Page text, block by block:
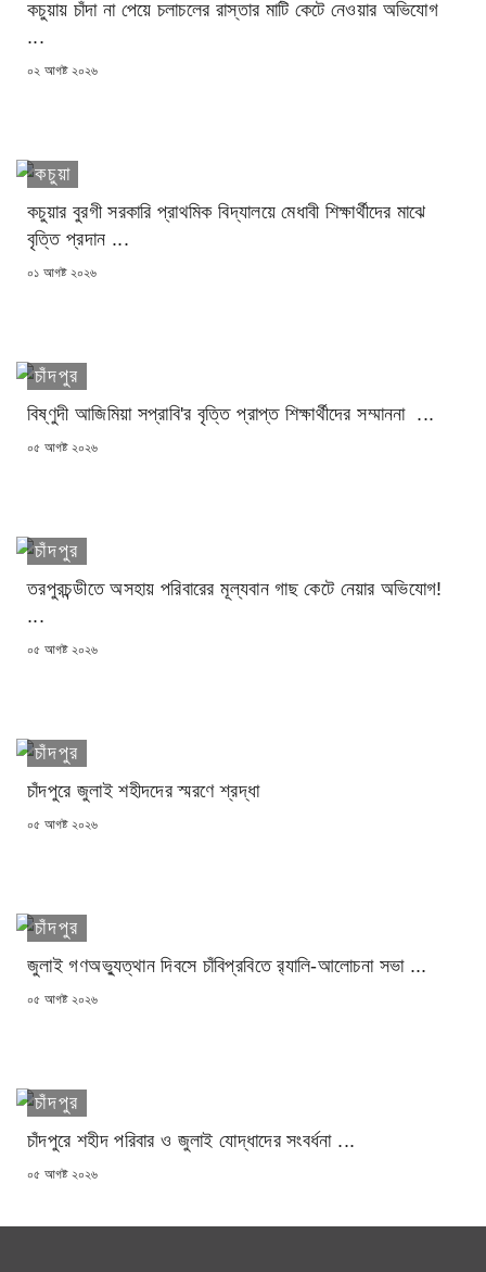
কচুয়ায় চাঁদা না পেয়ে চলাচলের রাস্তার মাটি কেটে নেওয়ার অভিযোগ
...
POSTED
০২ আগষ্ট ২০২৬
কচুয়া
কচুয়ার বুরগী সরকারি প্রাথমিক বিদ্যালয়ে মেধাবী শিক্ষার্থীদের মাঝে
বৃত্তি প্রদান ...
POSTED
০১ আগষ্ট ২০২৬
চাঁদপুর
বিষ্ণুদী আজিমিয়া সপ্রাবি'র বৃত্তি প্রাপ্ত শিক্ষার্থীদের সম্মাননা ...
POSTED
০৫ আগষ্ট ২০২৬
চাঁদপুর
তরপুরচন্ডীতে অসহায় পরিবারের মূল্যবান গাছ কেটে নেয়ার অভিযোগ!
...
POSTED
০৫ আগষ্ট ২০২৬
চাঁদপুর
চাঁদপুরে জুলাই শহীদদের স্মরণে শ্রদ্ধা
POSTED
০৫ আগষ্ট ২০২৬
চাঁদপুর
জুলাই গণঅভ্যুত্থান দিবসে চাঁবিপ্রবিতে র‍্যালি-আলোচনা সভা ...
POSTED
০৫ আগষ্ট ২০২৬
চাঁদপুর
চাঁদপুরে শহীদ পরিবার ও জুলাই যোদ্ধাদের সংবর্ধনা ...
POSTED
০৫ আগষ্ট ২০২৬